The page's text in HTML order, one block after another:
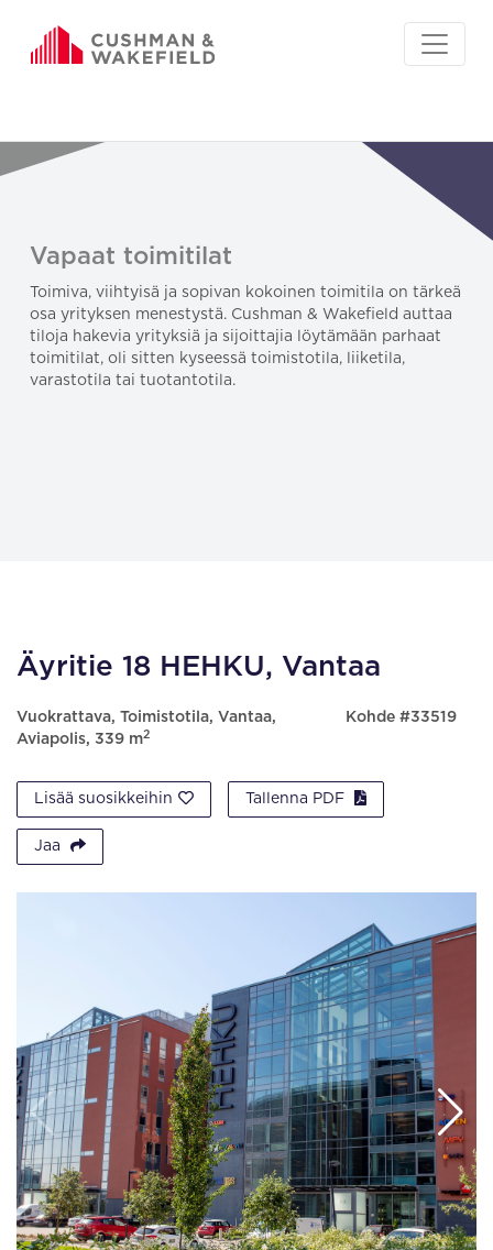
Vapaat toimitilat
Toimiva, viihtyisä ja sopivan kokoinen toimitila on tärkeä
osa yrityksen menestystä. Cushman & Wakefield auttaa
tiloja hakevia yrityksiä ja sijoittajia löytämään parhaat
toimitilat, oli sitten kyseessä toimistotila, liiketila,
varastotila tai tuotantotila.
Äyritie 18 HEHKU, Vantaa
Vuokrattava, Toimistotila, Vantaa,
Aviapolis, 339 m2
Kohde #33519
Lisää suosikkeihin Tallenna PDF
Jaa